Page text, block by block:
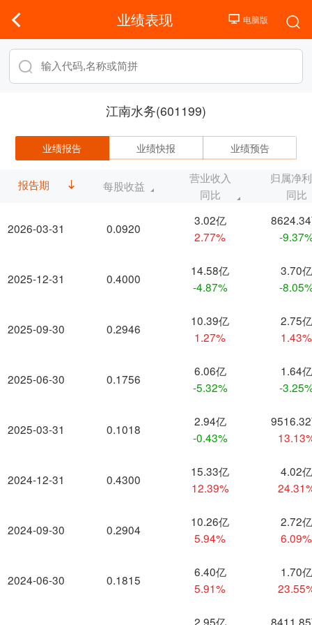
业绩表现
江南水务(601199)
业绩报告 业绩快报 业绩预告
报告期
2026-03-31
2025-12-31
2025-09-30
2025-06-30
2025-03-31
2024-12-31
2024-09-30
2024-06-30
每股收益
营业收入
同比
归属净
同比
0.0920
3.02亿
2.77%
-
0.4000
14.58亿
-4.87%
3.70亿
-
0.2946
10.39亿
1.27%
2.75亿
1.43%
0.1756
6.06亿
-5.32%
1.64亿
-
0.1018
2.94亿
-0.43%
0.4300
15.33亿
12.39%
4.02亿
0.2904
10.26亿
5.94%
2.72亿
6.09%
0.1815
6.40亿
5.91%
1.70亿
2.95亿